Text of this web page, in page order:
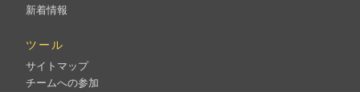
新着情報
ツール
サイトマップ
チームへの参加